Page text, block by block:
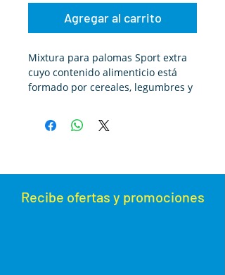
Agregar al carrito
Mixtura para palomas Sport extra
cuyo contenido alimenticio está
formado por cereales, legumbres y
para palomas mensajeras o
palomas mensajeras de
s,cartamo,yeros,pipa
pelada,cañamon y concha.
Recibe ofertas y promociones